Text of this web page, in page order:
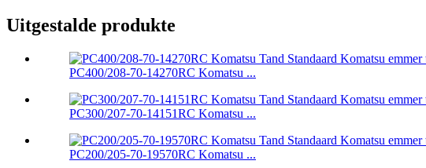
Uitgestalde produkte
PC400/208-70-14270RC Komatsu ...
PC300/207-70-14151RC Komatsu ...
PC200/205-70-19570RC Komatsu ...